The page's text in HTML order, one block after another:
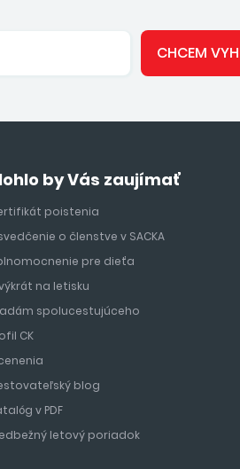
CHCEM
by Vás zaujímať
poistenia
o členstve v SACKA
pre dieťa
na letisku
spolucestujúceho
CK
blog
v PDF
letový poriadok